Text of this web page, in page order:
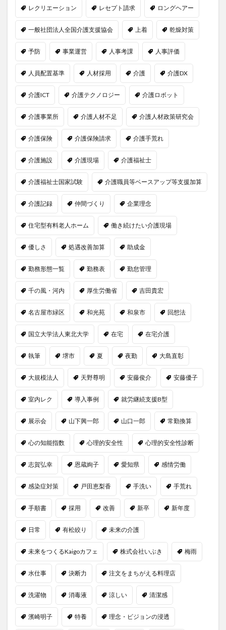
レクリエーション レセプト請求 ロングヘアー
一般社団法人全国介護支援協会 上着 乾燥対策
予防 事業運営 人事考課 人事評価
人員配置基準 人材採用 介護 介護DX
介護ICT 介護テクノロジー 介護ロボット
介護事業所 介護人材不足 介護人材政策研究会
介護保険 介護保険請求 介護手荒れ
介護施設 介護現場 介護福祉士
介護福祉士国家試験 介護職員等ベースアップ等支援加算
介護記録 仲間づくり 企業理念
住宅型有料老人ホーム 働き続けたい介護現場
優しさ 処遇改善加算 助成金
勤務形態一覧 勤務表 勤怠管理
千の風・河内 厚生労働省 吉田貴宏
名古屋市緑区 和光苑 和泉市 回想法
国立大学法人東北大学 在宅 在宅介護
執筆 堺市 夏 夜勤 大島直彰
大規模法人 天野尊明 安藤俊介 安藤優子
室内レク 導入事例 就労継続支援B型
展示会 山下興一郎 山口一郎 常勤換算
心の知能指数 心理的安全性 心理的安全性診断
志賀弘幸 恩蔵絢子 愛知県 感情労働
感染症対策 戸田恵梨香 手洗い 手荒れ
手順書 採用 改善 新卒 新年度
日常 有松絞り 未来の介護
未来をつくるKaigoカフェ 株式会社いぶき 梅雨
水仕事 決断力 注文をまちがえる料理店
洗濯物 消毒液 涼しい 清潔感
濱崎明子 特養 理念・ビジョンの浸透